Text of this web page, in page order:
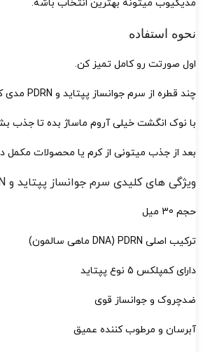
مدیکیوب میتونه بهترین انتخاب باشه.
نحوه استفاده
اول صورتت رو کامل تمیز کن.
چند قطره از سرم جوانساز پپتاید و PDRN مدی کیوب رو روی پوست بذار.
با نوک انگشت خیلی آروم ماساژ بده تا جذب
بعد از جذب میتونی از کرم یا محصولات مکمل
ویژگی های کلیدی سرم جوانساز پپتاید و PDRN مدی کیوب
حجم 30 میل
ترکیب اصلی PDRN (DNA ماهی سالمون)
دارای کمپلکس 5 نوع پپتاید
ضدچروک و جوانساز قوی
آبرسان و مرطوب کننده عمیق